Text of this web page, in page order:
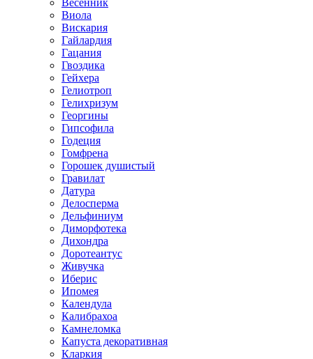
Весенник
Виола
Вискария
Гайлардия
Гацания
Гвоздика
Гейхера
Гелиотроп
Гелихризум
Георгины
Гипсофила
Годеция
Гомфрена
Горошек душистый
Гравилат
Датура
Делосперма
Дельфиниум
Диморфотека
Дихондра
Доротеантус
Живучка
Иберис
Ипомея
Календула
Калибрахоа
Камнеломка
Капуста декоративная
Кларкия